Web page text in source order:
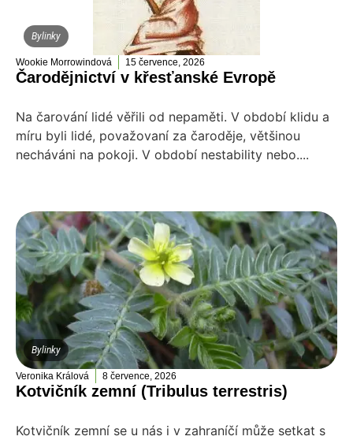
Bylinky
Wookie Morrowindová 15 července, 2026
Čarodějnictví v křesťanské Evropě
Na čarování lidé věřili od nepaměti. V období klidu a
míru byli lidé, považovaní za čaroděje, většinou
necháváni na pokoji. V období nestability nebo....
Bylinky
Veronika Králová 8 července, 2026
Kotvičník zemní (Tribulus terrestris)
Kotvičník zemní se u nás i v zahraníčí může setkat s